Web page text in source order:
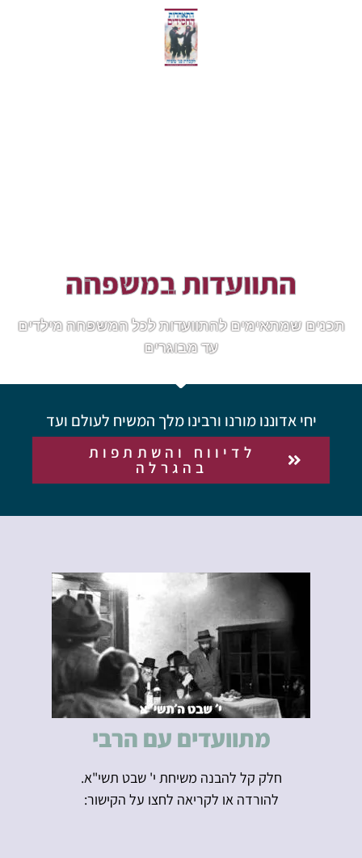
התוועדות במשפחה
תכנים שמתאימים להתוועדות לכל המשפחה מילדים
עד מבוגרים
יחי אדוננו מורנו ורבינו מלך המשיח לעולם ועד
לדיווח והשתתפות
בהגרלה
מתוועדים עם הרבי
חלק קל להבנה משיחת י' שבט תשי"א.
להורדה או לקריאה לחצו על הקישור: